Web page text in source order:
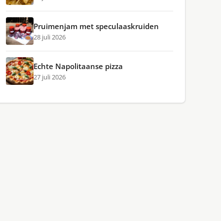
Pruimenjam met speculaaskruiden
28 juli 2026
Echte Napolitaanse pizza
27 juli 2026